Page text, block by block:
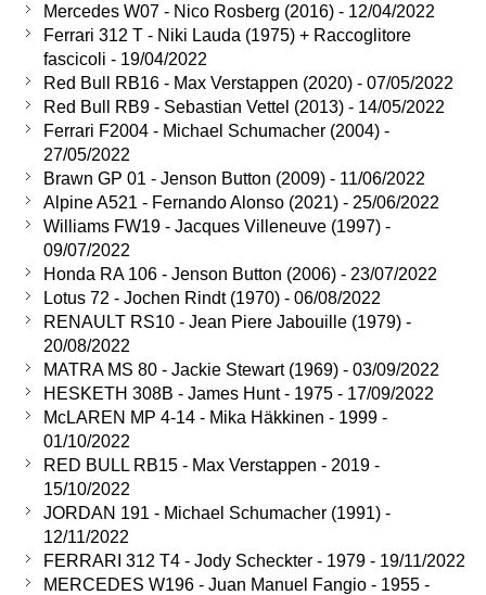
Mercedes W07 - Nico Rosberg (2016) - 12/04/2022
Ferrari 312 T - Niki Lauda (1975) + Raccoglitore
fascicoli - 19/04/2022
Red Bull RB16 - Max Verstappen (2020) - 07/05/2022
Red Bull RB9 - Sebastian Vettel (2013) - 14/05/2022
Ferrari F2004 - Michael Schumacher (2004) -
27/05/2022
Brawn GP 01 - Jenson Button (2009) - 11/06/2022
Alpine A521 - Fernando Alonso (2021) - 25/06/2022
Williams FW19 - Jacques Villeneuve (1997) -
09/07/2022
Honda RA 106 - Jenson Button (2006) - 23/07/2022
Lotus 72 - Jochen Rindt (1970) - 06/08/2022
RENAULT RS10 - Jean Piere Jabouille (1979) -
20/08/2022
MATRA MS 80 - Jackie Stewart (1969) - 03/09/2022
HESKETH 308B - James Hunt - 1975 - 17/09/2022
McLAREN MP 4-14 - Mika Häkkinen - 1999 -
01/10/2022
RED BULL RB15 - Max Verstappen - 2019 -
15/10/2022
JORDAN 191 - Michael Schumacher (1991) -
12/11/2022
FERRARI 312 T4 - Jody Scheckter - 1979 - 19/11/2022
MERCEDES W196 - Juan Manuel Fangio - 1955 -